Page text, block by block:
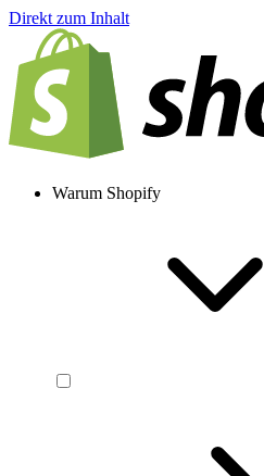
Direkt zum Inhalt
Warum Shopify